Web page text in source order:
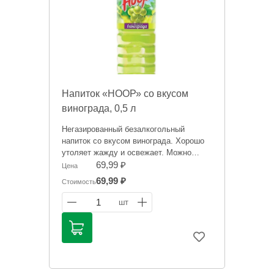
Напиток «НООР» со вкусом
винограда, 0,5 л
Негазированный безалкогольный
напиток со вкусом винограда. Хорошо
утоляет жажду и освежает. Можно
взять с собой в путешествие, на работу,
пикник, прогулку или тренировку.
Информация на сайте о товарах носит
справочный характер и не является
публичной офертой. Цена может
меняться. Фото товаров может
отличаться.
Цена 69,99 ₽
Стоимость69,99 ₽
1 шт